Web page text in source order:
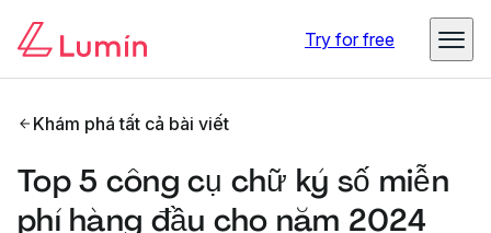
Try for free
Khám phá tất cả bài viết
Top 5 công cụ chữ ký số miễn
phí hàng đầu cho năm 2024